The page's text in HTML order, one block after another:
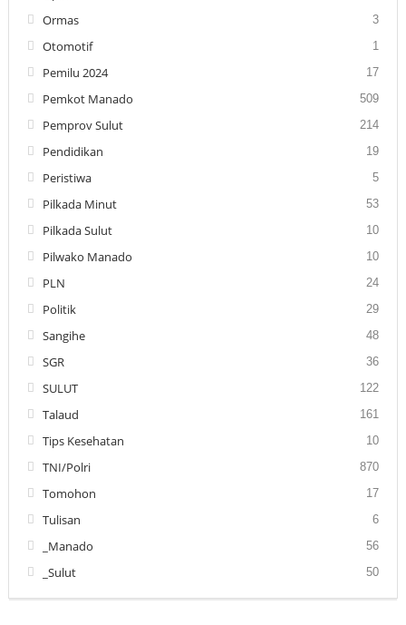
Ormas 3
Otomotif 1
Pemilu 2024 17
Pemkot Manado 509
Pemprov Sulut 214
Pendidikan 19
Peristiwa 5
Pilkada Minut 53
Pilkada Sulut 10
Pilwako Manado 10
PLN 24
Politik 29
Sangihe 48
SGR 36
SULUT 122
Talaud 161
Tips Kesehatan 10
TNI/Polri 870
Tomohon 17
Tulisan 6
_Manado 56
_Sulut 50